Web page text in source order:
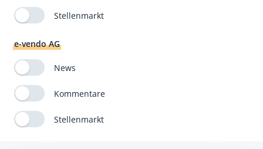
Stellenmarkt
e-vendo AG
News
Kommentare
Stellenmarkt